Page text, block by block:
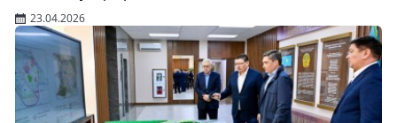
23.04.2026